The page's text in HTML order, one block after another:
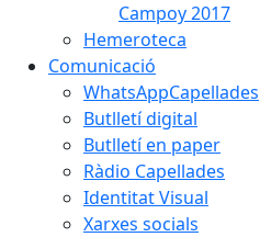
Campoy 2017
Hemeroteca
Comunicació
WhatsAppCapellades
Butlletí digital
Butlletí en paper
Ràdio Capellades
Identitat Visual
Xarxes socials